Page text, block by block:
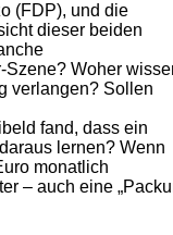
(FDP), und die
dieser beiden
Woher
verlangen? Sollen
fand, dass ein
lernen? Wenn
monatlich
– auch eine